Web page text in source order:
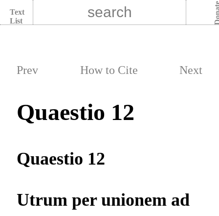
Text
List
Prev How to Cite Next
Quaestio 12
Quaestio 12
Utrum per unionem ad